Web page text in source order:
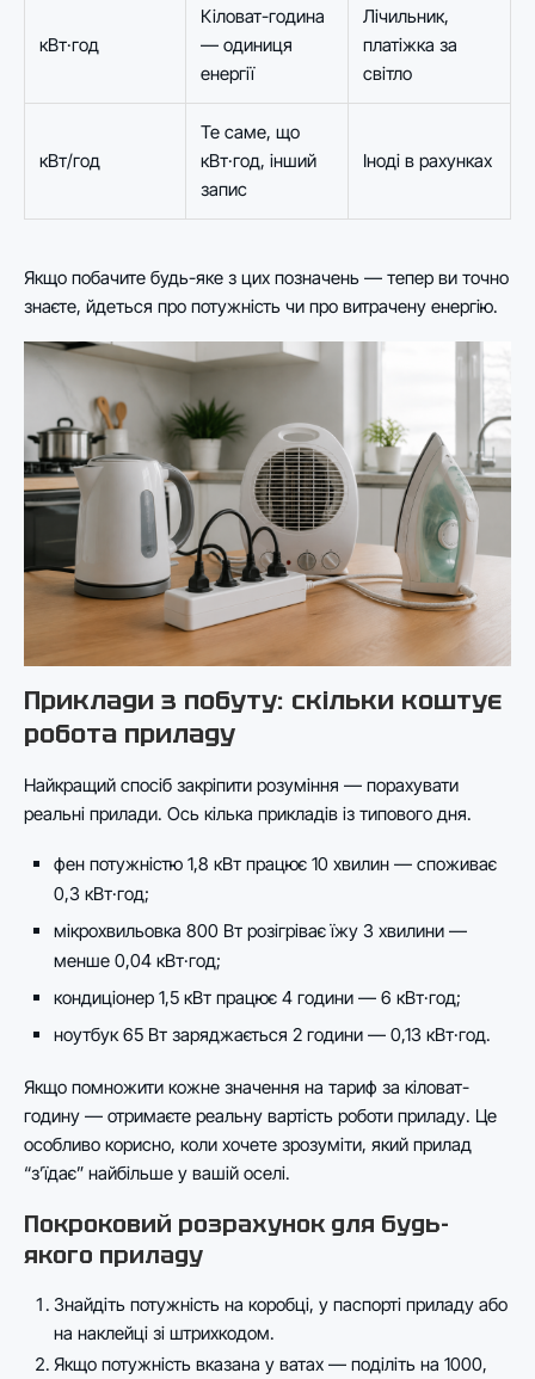
кВт·год
Кіловат-година
— одиниця
енергії
Лічильник,
платіжка за
світло
кВт/год
Те саме, що
кВт·год, інший
запис
Іноді в рахунках
Якщо побачите будь-яке з цих позначень — тепер ви точно
знаєте, йдеться про потужність чи про витрачену енергію.
Приклади з побуту: скільки коштує
робота приладу
Найкращий спосіб закріпити розуміння — порахувати
реальні прилади. Ось кілька прикладів із типового дня.
фен потужністю 1,8 кВт працює 10 хвилин — споживає
0,3 кВт·год;
мікрохвильовка 800 Вт розігріває їжу 3 хвилини —
менше 0,04 кВт·год;
кондиціонер 1,5 кВт працює 4 години — 6 кВт·год;
ноутбук 65 Вт заряджається 2 години — 0,13 кВт·год.
Якщо помножити кожне значення на тариф за кіловат-
годину — отримаєте реальну вартість роботи приладу. Це
особливо корисно, коли хочете зрозуміти, який прилад
“з’їдає” найбільше у вашій оселі.
Покроковий розрахунок для будь-
якого приладу
Знайдіть потужність на коробці, у паспорті приладу або
на наклейці зі штрихкодом.
Якщо потужність вказана у ватах — поділіть на 1000,